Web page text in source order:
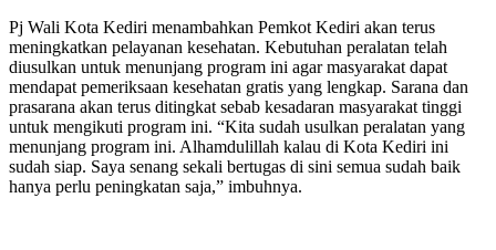
Pj Wali Kota Kediri menambahkan Pemkot Kediri akan terus
meningkatkan pelayanan kesehatan. Kebutuhan peralatan telah
diusulkan untuk menunjang program ini agar masyarakat dapat
mendapat pemeriksaan kesehatan gratis yang lengkap. Sarana dan
prasarana akan terus ditingkat sebab kesadaran masyarakat tinggi
untuk mengikuti program ini. “Kita sudah usulkan peralatan yang
menunjang program ini. Alhamdulillah kalau di Kota Kediri ini
sudah siap. Saya senang sekali bertugas di sini semua sudah baik
hanya perlu peningkatan saja,” imbuhnya.